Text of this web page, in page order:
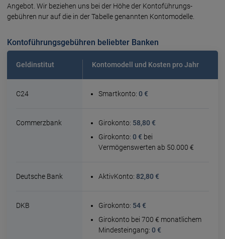
Angebot. Wir beziehen uns bei der Höhe der Konto­führungs­
gebühren nur auf die in der Tabelle genannten Konto­modelle.
Kontoführungsgebühren beliebter Banken
Geldinstitut Kontomodell und Kosten pro Jahr
C24 Smartkonto: 0 €
Commerzbank Girokonto: 58,80 €
Girokonto: 0 € bei
Vermögenswerten ab 50.000 €
Deutsche Bank AktivKonto: 82,80 €
DKB Girokonto: 54 €
Girokonto bei 700 € monatlichem
Mindesteingang: 0 €